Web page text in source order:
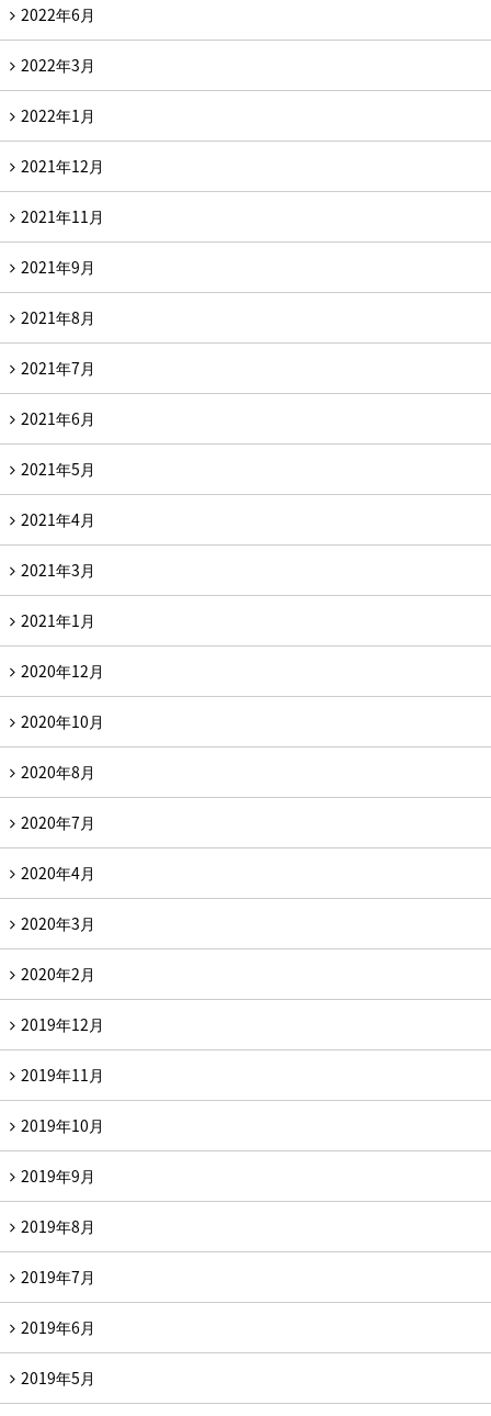
2022年6月
2022年3月
2022年1月
2021年12月
2021年11月
2021年9月
2021年8月
2021年7月
2021年6月
2021年5月
2021年4月
2021年3月
2021年1月
2020年12月
2020年10月
2020年8月
2020年7月
2020年4月
2020年3月
2020年2月
2019年12月
2019年11月
2019年10月
2019年9月
2019年8月
2019年7月
2019年6月
2019年5月